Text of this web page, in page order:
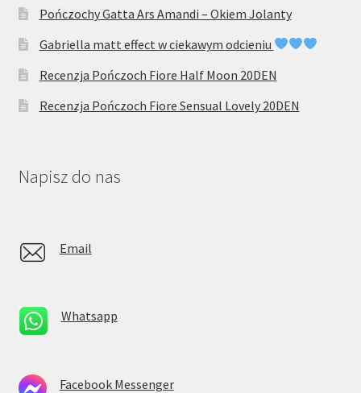
Pończochy Gatta Ars Amandi – Okiem Jolanty
Gabriella matt effect w ciekawym odcieniu
Recenzja Pończoch Fiore Half Moon 20DEN
Recenzja Pończoch Fiore Sensual Lovely 20DEN
Napisz do nas
Email
Whatsapp
Facebook Messenger